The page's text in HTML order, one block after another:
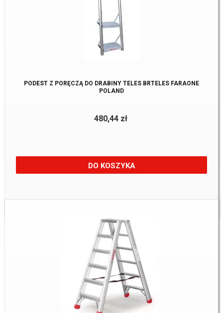
PODEST Z PORĘCZĄ DO DRABINY TELES BRTELES FARAONE
POLAND
480,44 zł
DO KOSZYKA
Dostępne:1 szt